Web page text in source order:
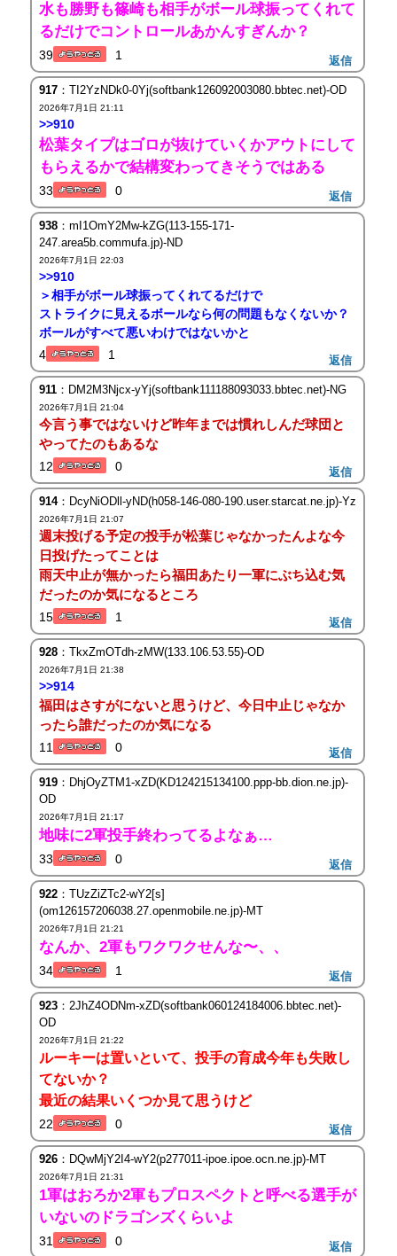
水も勝野も篠崎も相手がボール球振ってくれて
るだけでコントロールあかんすぎんか？
39 1 返信
917：TI2YzNDk0-0Yj(softbank126092003080.bbtec.net)-OD
2026年7月1日 21:11
>>910
松葉タイプはゴロが抜けていくかアウトにして
もらえるかで結構変わってきそうではある
33 0 返信
938：mI1OmY2Mw-kZG(113-155-171-
247.area5b.commufa.jp)-ND
2026年7月1日 22:03
>>910
＞相手がボール球振ってくれてるだけで
ストライクに見えるボールなら何の問題もなくないか？
ボールがすべて悪いわけではないかと
4
1 返信
911：DM2M3Njcx-yYj(softbank111188093033.bbtec.net)-NG
2026年7月1日 21:04
今言う事ではないけど昨年までは慣れしんだ球団と
やってたのもあるな
12 0 返信
914：DcyNiODll-yND(h058-146-080-190.user.starcat.ne.jp)-Yz
2026年7月1日 21:07
週末投げる予定の投手が松葉じゃなかったんよな今
日投げたってことは
雨天中止が無かったら福田あたり一軍にぶち込む気
だったのか気になるところ
15 1 返信
928：TkxZmOTdh-zMW(133.106.53.55)-OD
2026年7月1日 21:38
>>914
福田はさすがにないと思うけど、今日中止じゃなか
ったら誰だったのか気になる
11 0 返信
919：DhjOyZTM1-xZD(KD124215134100.ppp-bb.dion.ne.jp)-
OD
2026年7月1日 21:17
地味に2軍投手終わってるよなぁ…
33 0 返信
922：TUzZiZTc2-wY2[s]
(om126157206038.27.openmobile.ne.jp)-MT
2026年7月1日 21:21
なんか、2軍もワクワクせんな〜、、
34 1 返信
923：2JhZ4ODNm-xZD(softbank060124184006.bbtec.net)-
OD
2026年7月1日 21:22
ルーキーは置いといて、投手の育成今年も失敗し
てないか？
最近の結果いくつか見て思うけど
22 0 返信
926：DQwMjY2I4-wY2(p277011-ipoe.ipoe.ocn.ne.jp)-MT
2026年7月1日 21:31
1軍はおろか2軍もプロスペクトと呼べる選手が
いないのドラゴンズくらいよ
31 0 返信